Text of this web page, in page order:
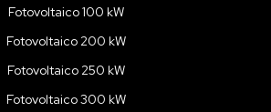
Fotovoltaico 100 kW
Fotovoltaico 200 kW
Fotovoltaico 250 kW
Fotovoltaico 300 kW